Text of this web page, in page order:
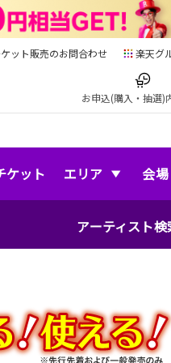
ット販売のお問合わせ 楽天グ
お申込(購入・抽選)
ケット エリア 会場
アーティスト検